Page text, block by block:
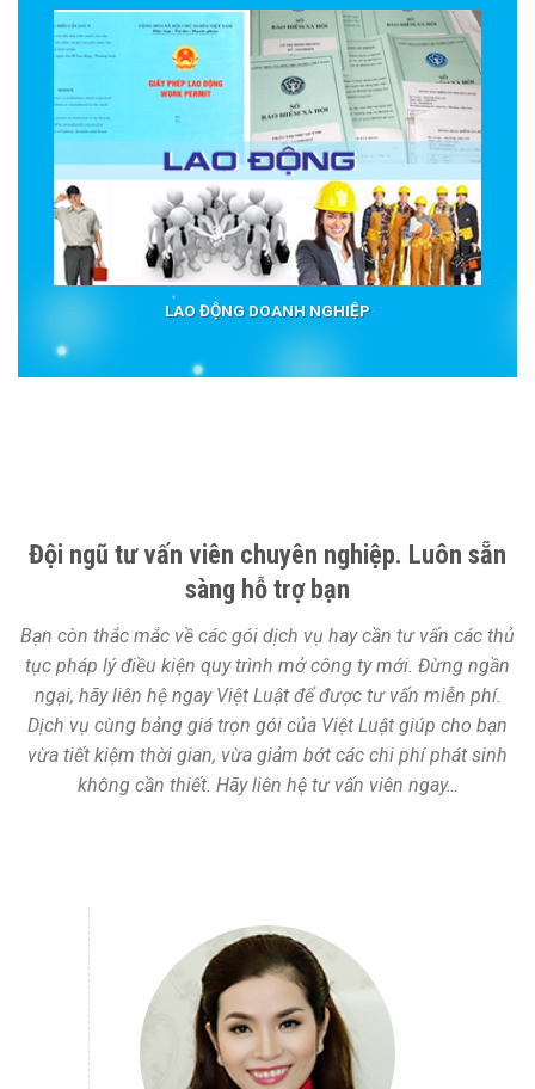
LAO ĐỘNG DOANH NGHIỆP
Đội ngũ tư vấn viên chuyên nghiệp. Luôn sẵn
sàng hỗ trợ bạn
Bạn còn thắc mắc về các gói dịch vụ hay cần tư vấn các thủ
tục pháp lý điều kiện quy trình mở công ty mới. Đừng ngần
ngại, hãy liên hệ ngay Việt Luật để được tư vấn miễn phí.
Dịch vụ cùng bảng giá trọn gói của Việt Luật giúp cho bạn
vừa tiết kiệm thời gian, vừa giảm bớt các chi phí phát sinh
không cần thiết. Hãy liên hệ tư vấn viên ngay…